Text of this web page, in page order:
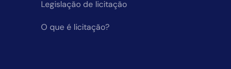
Legislação de licitação
O que é licitação?